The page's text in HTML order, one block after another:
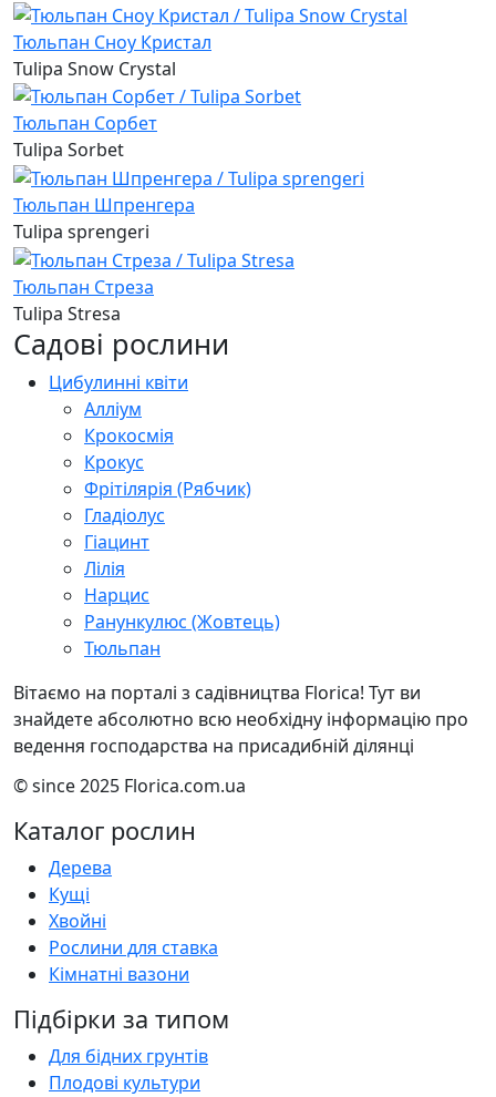
Тюльпан Сноу Кристал
Tulipa Snow Crystal
Тюльпан Сорбет
Tulipa Sorbet
Тюльпан Шпренгера
Tulipa sprengeri
Тюльпан Стреза
Tulipa Stresa
Садові рослини
Цибулинні квіти
Алліум
Крокосмія
Крокус
Фрітілярія (Рябчик)
Гладіолус
Гіацинт
Лілія
Нарцис
Ранункулюс (Жовтець)
Тюльпан
Вітаємо на порталі з садівництва Florica! Тут ви
знайдете абсолютно всю необхідну інформацію про
ведення господарства на присадибній ділянці
© since 2025 Florica.com.ua
Каталог рослин
Дерева
Кущі
Хвойні
Рослини для ставка
Кімнатні вазони
Підбірки за типом
Для бідних грунтів
Плодові культури